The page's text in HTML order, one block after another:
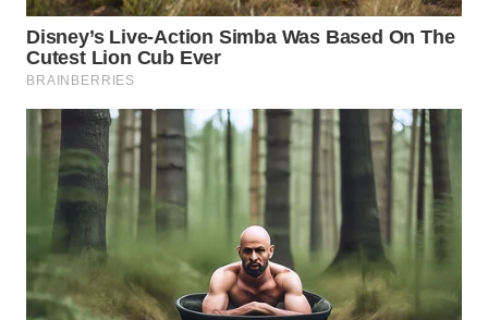
WN
SOLO
WN
BOROBUDUR
WN
MADURA
WN
SURABAYA